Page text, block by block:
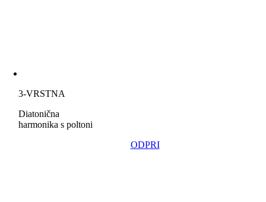
3-VRSTNA
Diatonična
harmonika s poltoni
ODPRI